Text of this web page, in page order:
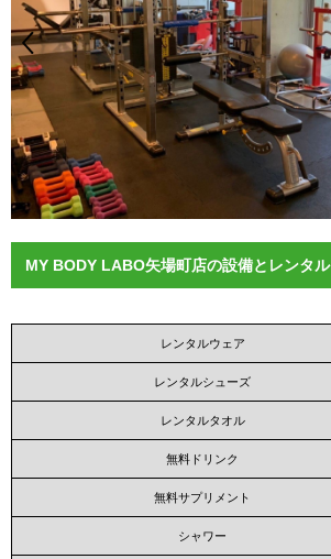
MY BODY LABO矢場町店の設備とレンタル
レンタルウェア
レンタルシューズ
レンタルタオル
無料ドリンク
無料サプリメント
シャワー